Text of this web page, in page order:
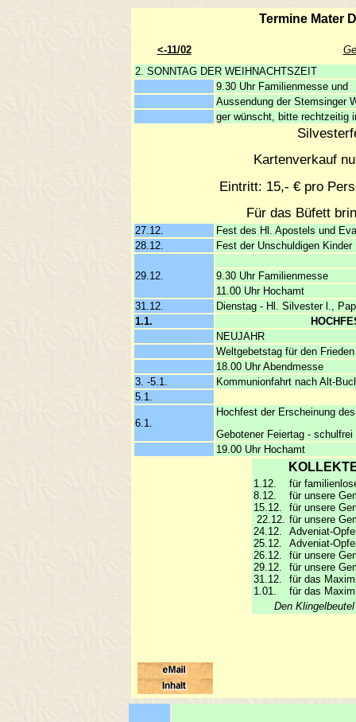
Termine Mater
<-11/02
2. SONNTAG DER WEIHNACHTSZEIT
9.30 Uhr Familienmesse und
Aussendung der Stemsinger
ger wünscht, bitte rechtzeitig
Kartenverkauf
Eintritt: 15,- € pro
Für das Büfett
27.12.
Fest des Hl. Apostels und
28.12.
Fest der Unschuldigen Kinder
29.12.
9.30 Uhr Familienmesse
11.00 Uhr Hochamt
31.12.
Dienstag - Hl. Silvester l.,
1.1.
NEUJAHR
Weltgebetstag für den
18.00 Uhr Abendmesse
3. -5.1.
Kommunionfahrt nach Alt-
5.1.
6.1.
Hochfest der Erscheinung
Gebotener Feiertag -
19.00 Uhr Hochamt
1.12.
8.12.
15.12.
22.12.
24.12.
25.12.
26.12.
29.12.
31.12.
1.01.
für
für unsere
für unsere
für unsere
Adveniat-
Adveniat-
für unsere
für unsere
für das
für das
Den